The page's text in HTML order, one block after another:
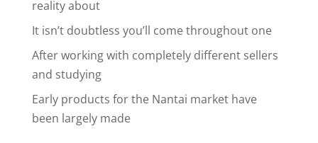
reality about
It isn’t doubtless you’ll come throughout one
After working with completely different sellers
and studying
Early products for the Nantai market have
been largely made